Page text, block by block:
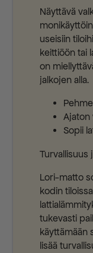
Näyttävä
useisiin
keittiöön tai
on
jalkojen alla.
Ajaton
Sopii
Turvallisuus
Lori-matto
kodin
tukevasti
käyttämään
lisää